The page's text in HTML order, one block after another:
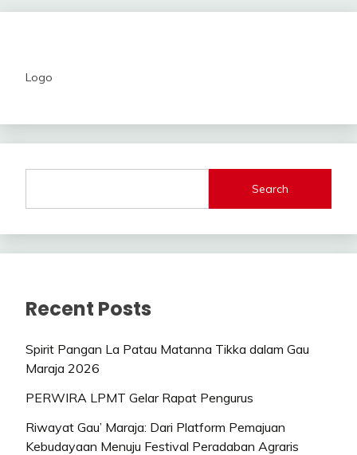
Logo
Search
Recent Posts
Spirit Pangan La Patau Matanna Tikka dalam Gau
Maraja 2026
PERWIRA LPMT Gelar Rapat Pengurus
Riwayat Gau’ Maraja: Dari Platform Pemajuan
Kebudayaan Menuju Festival Peradaban Agraris